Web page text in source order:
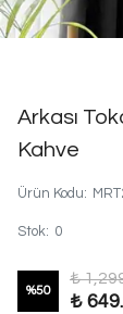
Arkası
Kahve
Ürün Kodu:
Stok: 0
%50
₺
₺